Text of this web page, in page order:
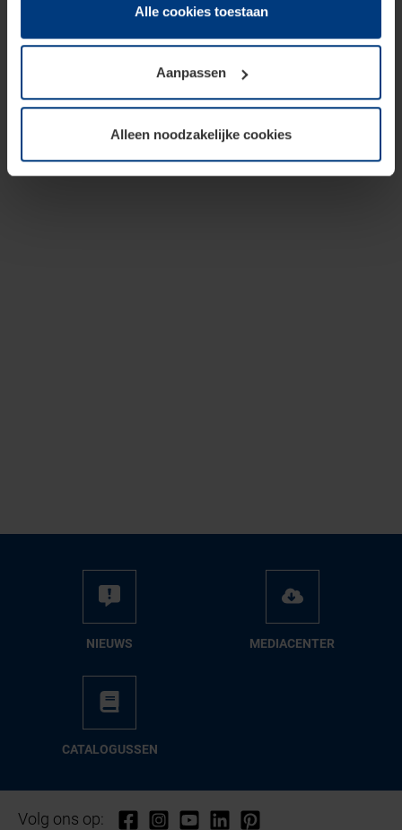
Juridisch zijn wij gerechtigd om cookies op uw computer
onze pagina's absoluut noodzakelijk is. Voor alle andere
soorten cookies is uw toestemming vereist. Uw
toestemming kunt u op elk moment bij de uitleg van de
wijzigen of herroepen.
Alle cookies toestaan
Aanpassen
Alleen noodzakelijke cookies
NIEUWS ME­DIA­CEN­TER
CA­TA­LO­GUS­SEN
Volg ons op: